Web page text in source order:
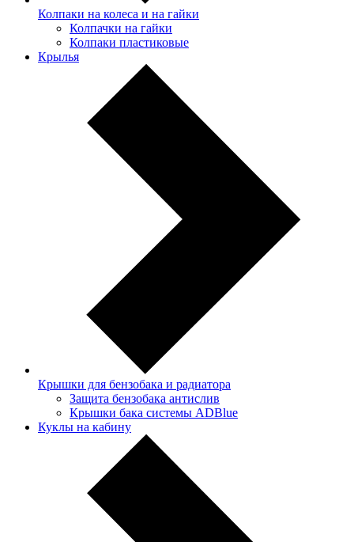
Колпаки на колеса и на гайки
Колпачки на гайки
Колпаки пластиковые
Крылья
Крышки для бензобака и радиатора
Защита бензобака антислив
Крышки бака системы ADBlue
Куклы на кабину